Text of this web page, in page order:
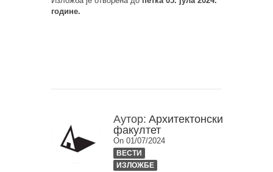
године.
Аутор: Архитектонски
факултет
On 01/07/2024
ВЕСТИ
ИЗЛОЖБЕ